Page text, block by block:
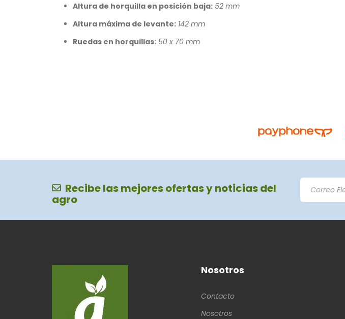
Altura de horquilla en posición baja: 52 mm
Altura máxima de levante: 142 mm
Ruedas en horquillas: 50 x 70 mm
Recibe las mejores ofertas y noticias del
agro
Nosotros
Contacto
Nosotros